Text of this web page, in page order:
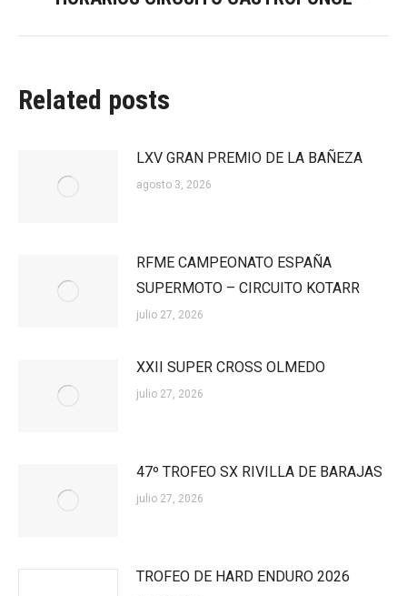
Related posts
LXV GRAN PREMIO DE LA BAÑEZA
agosto 3, 2026
RFME CAMPEONATO ESPAÑA
SUPERMOTO – CIRCUITO KOTARR
julio 27, 2026
XXII SUPER CROSS OLMEDO
julio 27, 2026
47º TROFEO SX RIVILLA DE BARAJAS
julio 27, 2026
TROFEO DE HARD ENDURO 2026